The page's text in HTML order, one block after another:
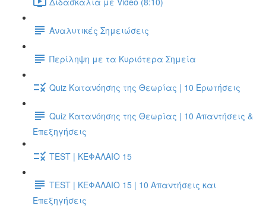
Αναλυτικές Σημειώσεις
Περίληψη με τα Κυριότερα Σημεία
Quiz Κατανόησης της Θεωρίας | 10 Ερωτήσεις
Quiz Κατανόησης της Θεωρίας | 10 Απαντήσεις &
Επεξηγήσεις
TEST | ΚΕΦΑΛΑΙΟ 15
TEST | ΚΕΦΑΛΑΙΟ 15 | 10 Απαντήσεις και
Επεξηγήσεις